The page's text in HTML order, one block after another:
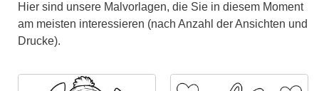
Hier sind unsere Malvorlagen, die Sie in diesem Moment
am meisten interessieren (nach Anzahl der Ansichten und
Drucke).